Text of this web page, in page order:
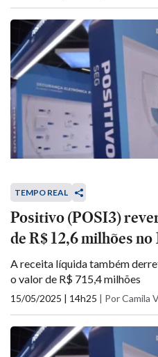
TEMPO REAL
Positivo (POSI3)
de R$ 12,6 milhões
A receita líquida também
o valor de R$ 715,4 milhões
15/05/2025 | 14h25 | Por Camila